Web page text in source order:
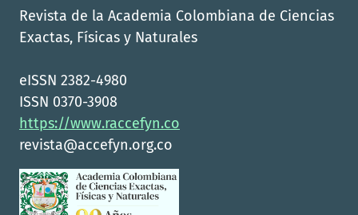
Revista de la Academia Colombiana de Ciencias
Exactas, Físicas y Naturales
eISSN 2382-4980
ISSN 0370-3908
https://www.raccefyn.co
revista@accefyn.org.co